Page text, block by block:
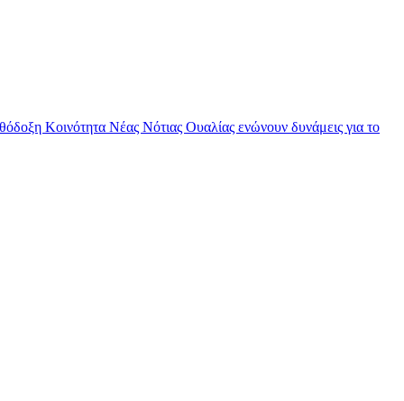
Κοινότητα Νέας Νότιας Ουαλίας ενώνουν δυνάμεις για το